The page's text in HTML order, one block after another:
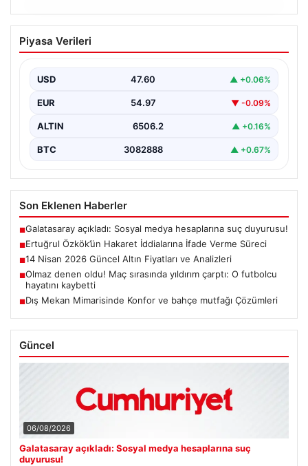
06.08.2026
Ertuğrul Özkök’ün Hakaret İddialarına
İfade Verme Süreci
Cumhurbaşkanına hakaret iddialarıyla yürütülen
soruşturma kapsamında İstanbul Adalet…
Piyasa Verileri
USD 47.60 ▲ +0.06%
EUR 54.97 ▼ -0.09%
ALTIN 6506.2 ▲ +0.16%
BTC 3082888 ▲ +0.67%
Son Eklenen Haberler
■Galatasaray açıkladı: Sosyal medya hesaplarına suç duyurusu!
■Ertuğrul Özkök’ün Hakaret İddialarına İfade Verme Süreci
■14 Nisan 2026 Güncel Altın Fiyatları ve Analizleri
■Olmaz denen oldu! Maç sırasında yıldırım çarptı: O futbolcu
hayatını kaybetti
■Dış Mekan Mimarisinde Konfor ve bahçe mutfağı Çözümleri
Güncel
06/08/2026
Galatasaray açıkladı: Sosyal medya hesaplarına suç
duyurusu!